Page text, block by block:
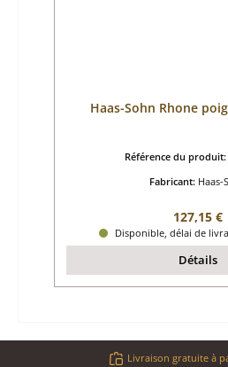
Haas-Sohn Rhone
Référence du produit:
Fabricant: Haas-
Prix
127,15 €
Disponible, délai de
Détails
Livraison gratuite à